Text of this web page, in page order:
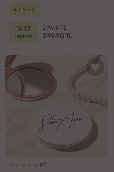
3 al 2 öde
%17
indirim
299.90 TL
249.90 TL
(2)